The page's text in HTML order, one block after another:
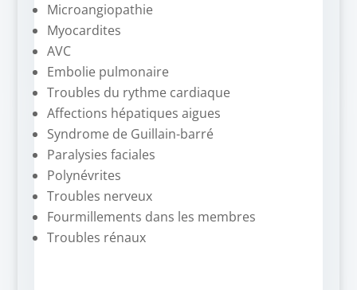
Microangiopathie
Myocardites
AVC
Embolie pulmonaire
Troubles du rythme cardiaque
Affections hépatiques aigues
Syndrome de Guillain-barré
Paralysies faciales
Polynévrites
Troubles nerveux
Fourmillements dans les membres
Troubles rénaux